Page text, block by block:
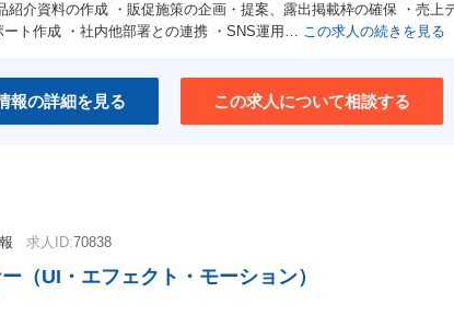
紹介資料の作成 ・販促施策の企画・提案、露出掲載枠の確保 ・売上
ート作成 ・社内他部署との連携 ・SNS運用… この求人の続きを見る
報の詳細を見る この求人について相談する
求人ID:70838
（UI・エフェクト・モーション）